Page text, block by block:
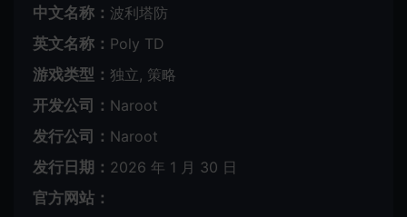
中文名称： 波利塔防
英文名称： Poly TD
游戏类型： 独立, 策略
开发公司： Naroot
发行公司： Naroot
发行日期： 2026 年 1 月 30 日
官方网站：